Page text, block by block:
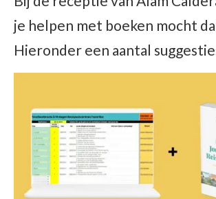
je helpen met boeken mocht
Hieronder een aantal